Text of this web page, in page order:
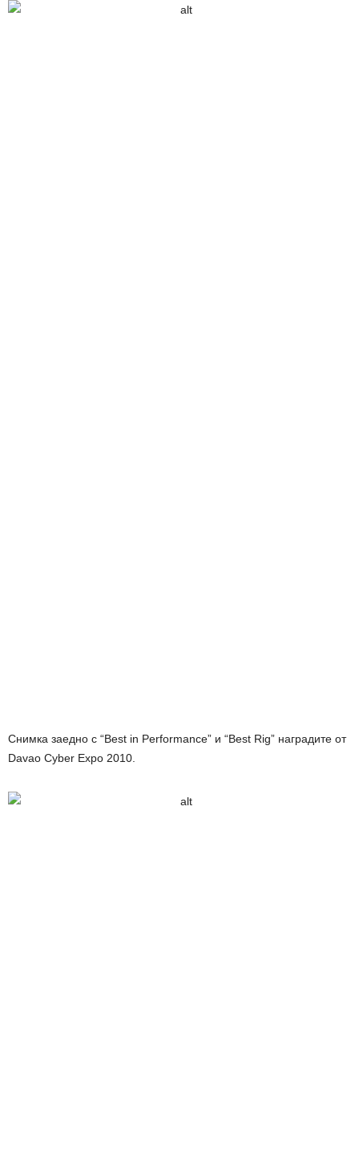
Снимка заедно с “Best in Performance” и “Best Rig” наградите от
Davao Cyber Expo 2010.